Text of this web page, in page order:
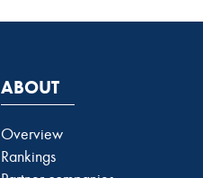
ABOUT
Overview
Rankings